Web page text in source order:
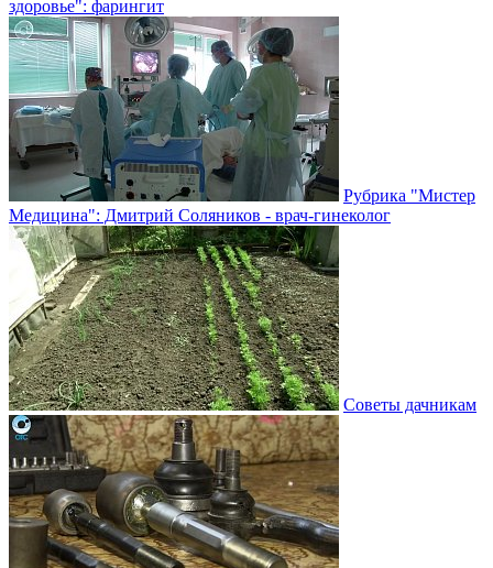
здоровье": фарингит
Рубрика "Мистер
Медицина": Дмитрий Соляников - врач-гинеколог
Советы дачникам